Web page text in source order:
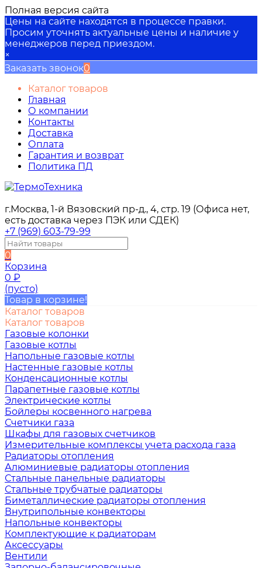
Полная версия сайта
Цены на сайте находятся в процессе правки.
Просим уточнять актуальные цены и наличие у
менеджеров перед приездом.
×
Заказать звонок0
Каталог товаров
Главная
О компании
Контакты
Доставка
Оплата
Гарантия и возврат
Политика ПД
г.Москва, 1-й Вязовский пр-д., 4, стр. 19 (Офиса нет,
есть доставка через ПЭК или СДЕК)
+7 (969) 603-79-99
0
Корзина
0 ₽
(пусто)
Товар в корзине!
Каталог товаров
Каталог товаров
Газовые колонки
Газовые котлы
Напольные газовые котлы
Настенные газовые котлы
Конденсационные котлы
Парапетные газовые котлы
Электрические котлы
Бойлеры косвенного нагрева
Счетчики газа
Шкафы для газовых счетчиков
Измерительные комплексы учета расхода газа
Радиаторы отопления
Алюминиевые радиаторы отопления
Стальные панельные радиаторы
Стальные трубчатые радиаторы
Биметаллические радиаторы отопления
Внутрипольные конвекторы
Напольные конвекторы
Комплектующие к радиаторам
Аксессуары
Вентили